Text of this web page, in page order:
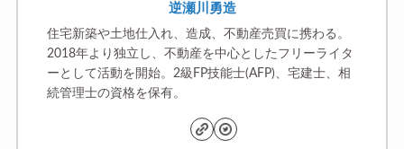
逆瀬川勇造
住宅新築や土地仕入れ、造成、不動産売買に携わる。
2018年より独立し、不動産を中心としたフリーライタ
ーとして活動を開始。2級FP技能士(AFP)、宅建士、相
続管理士の資格を保有。